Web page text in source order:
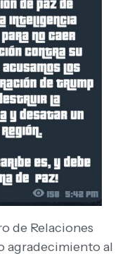
de Relaciones
agradecimiento al